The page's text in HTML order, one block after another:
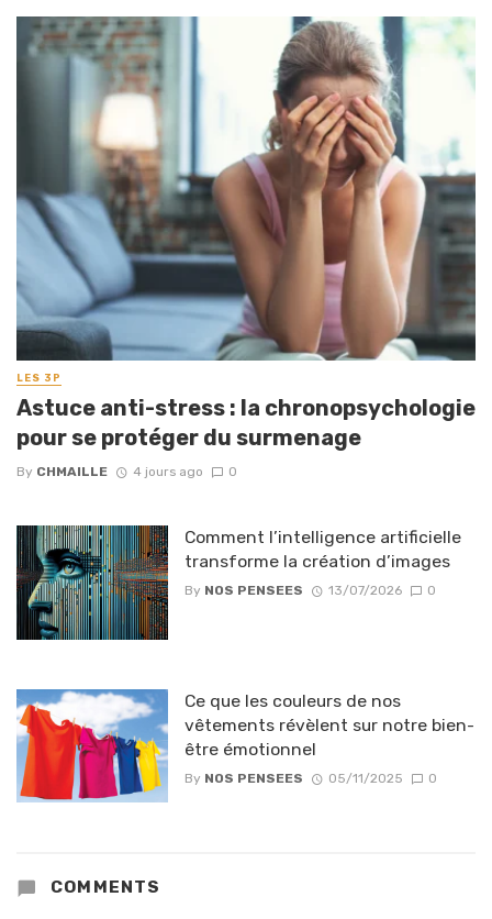
LES 3P
Astuce anti-stress : la chronopsychologie
pour se protéger du surmenage
By CHMAILLE 4 jours ago 0
Comment l’intelligence artificielle
transforme la création d’images
By NOS PENSEES 13/07/2026 0
Ce que les couleurs de nos
vêtements révèlent sur notre bien-
être émotionnel
By NOS PENSEES 05/11/2025 0
COMMENTS